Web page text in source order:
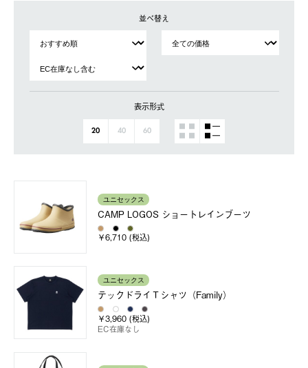
並べ替え
表示形式
20 40 60
ユニセックス
CAMP LOGOS ショートレインブーツ
￥6,710 (税込)
ユニセックス
テックドライＴシャツ（Family）
￥3,960 (税込)
EC在庫なし